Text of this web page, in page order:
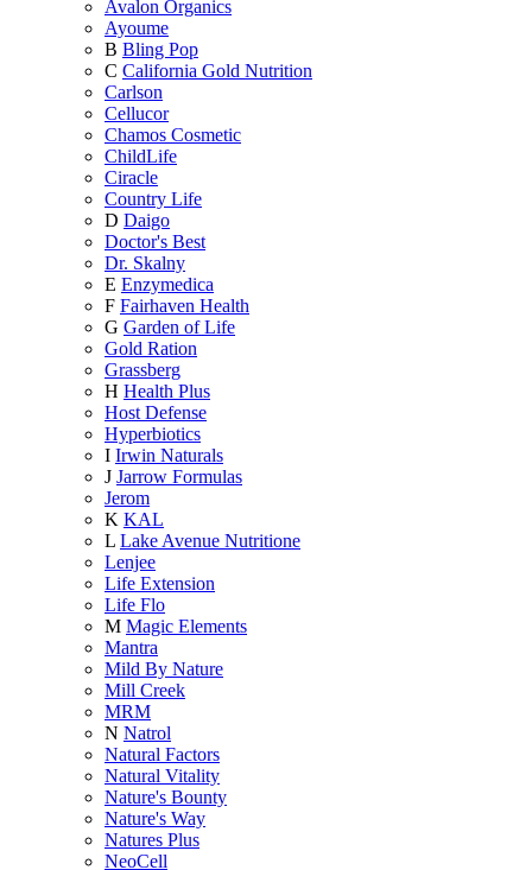
Avalon Organics
Ayoume
B Bling Pop
C California Gold Nutrition
Carlson
Cellucor
Chamos Cosmetic
ChildLife
Ciracle
Country Life
D Daigo
Doctor's Best
Dr. Skalny
E Enzymedica
F Fairhaven Health
G Garden of Life
Gold Ration
Grassberg
H Health Plus
Host Defense
Hyperbiotics
I Irwin Naturals
J Jarrow Formulas
Jerom
K KAL
L Lake Avenue Nutritione
Lenjee
Life Extension
Life Flo
M Magic Elements
Mantra
Mild By Nature
Mill Creek
MRM
N Natrol
Natural Factors
Natural Vitality
Nature's Bounty
Nature's Way
Natures Plus
NeoCell